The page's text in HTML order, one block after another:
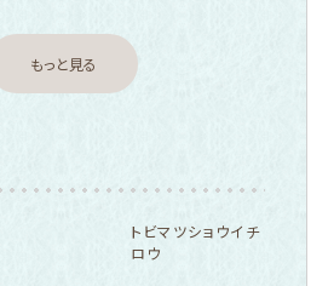
もっと見る
トビマツショウイチ
ロウ